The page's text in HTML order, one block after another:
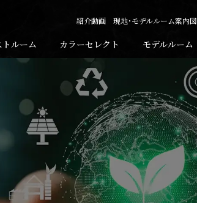
紹介動画 現地・モデルルーム案内図
トルーム カラーセレクト モデルルーム